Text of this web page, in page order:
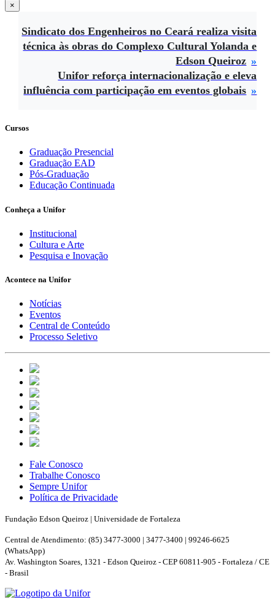
×
Sindicato dos Engenheiros no Ceará realiza visita
técnica às obras do Complexo Cultural Yolanda e
Edson Queiroz
Unifor reforça internacionalização e eleva
influência com participação em eventos globais
Cursos
Graduação Presencial
Graduação EAD
Pós-Graduação
Educação Continuada
Conheça a Unifor
Institucional
Cultura e Arte
Pesquisa e Inovação
Acontece na Unifor
Notícias
Eventos
Central de Conteúdo
Processo Seletivo
Fale Conosco
Trabalhe Conosco
Sempre Unifor
Política de Privacidade
Fundação Edson Queiroz | Universidade de Fortaleza
Central de Atendimento: (85) 3477-3000 | 3477-3400 | 99246-6625
(WhatsApp)
Av. Washington Soares, 1321 - Edson Queiroz - CEP 60811-905 - Fortaleza / CE
- Brasil